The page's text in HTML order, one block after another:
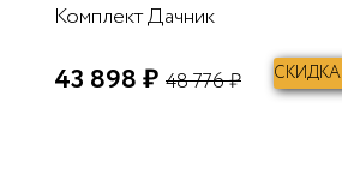
Комплект Дачник
43 898 ₽ 48 776 ₽ СКИДКА